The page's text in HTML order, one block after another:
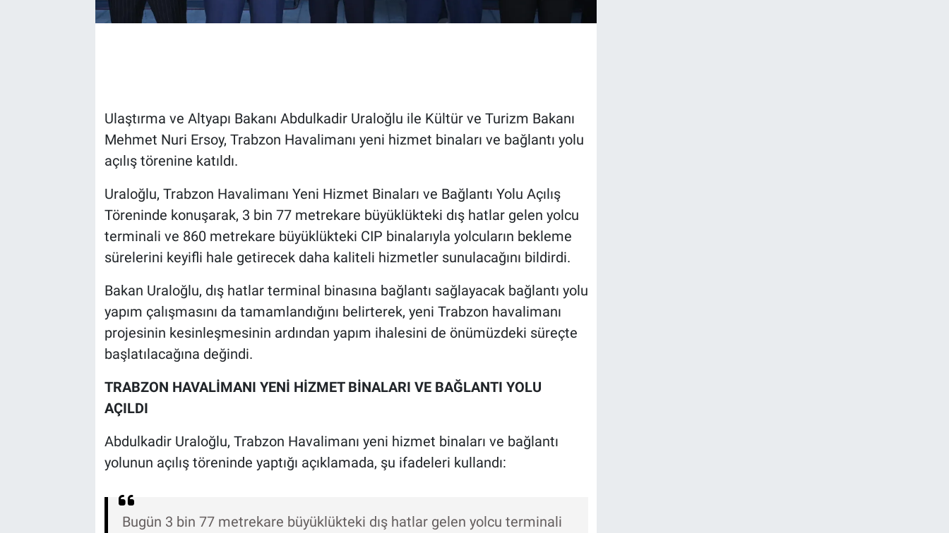
Ulaştırma ve Altyapı Bakanı Abdulkadir Uraloğlu ile Kültür ve Turizm Bakanı
Mehmet Nuri Ersoy, Trabzon Havalimanı yeni hizmet binaları ve bağlantı yolu
açılış törenine katıldı.
Uraloğlu, Trabzon Havalimanı Yeni Hizmet Binaları ve Bağlantı Yolu Açılış
Töreninde konuşarak, 3 bin 77 metrekare büyüklükteki dış hatlar gelen yolcu
terminali ve 860 metrekare büyüklükteki CIP binalarıyla yolcuların bekleme
sürelerini keyifli hale getirecek daha kaliteli hizmetler sunulacağını bildirdi.
Bakan Uraloğlu, dış hatlar terminal binasına bağlantı sağlayacak bağlantı yolu
yapım çalışmasını da tamamlandığını belirterek, yeni Trabzon havalimanı
projesinin kesinleşmesinin ardından yapım ihalesini de önümüzdeki süreçte
başlatılacağına değindi.
TRABZON HAVALİMANI YENİ HİZMET BİNALARI VE BAĞLANTI YOLU
AÇILDI
Abdulkadir Uraloğlu, Trabzon Havalimanı yeni hizmet binaları ve bağlantı
yolunun açılış töreninde yaptığı açıklamada, şu ifadeleri kullandı:
Bugün 3 bin 77 metrekare büyüklükteki dış hatlar gelen yolcu terminali